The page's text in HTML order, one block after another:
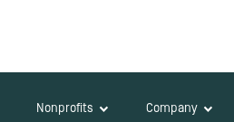
Nonprofits
Company